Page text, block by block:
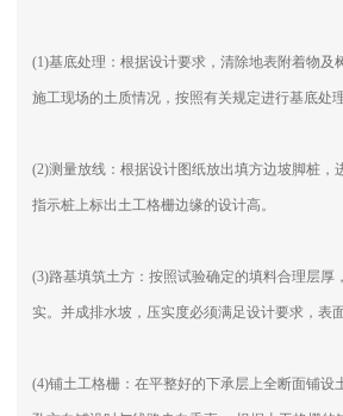
(1)基底处理：根据设计要求，清除地表附着物及
施工现场的土质情况，按照有关规定进行基底处理
(2)测量放线：根据设计图纸放出填方边坡脚桩，
指示桩上标出土工格栅边缘的设计高。
(3)路基填筑土方：按照试验确定的填料合理层厚
实。并成排水坡，压实度必须满足设计要求，表
(4)铺土工格栅：在平整好的下承层上全断面铺设